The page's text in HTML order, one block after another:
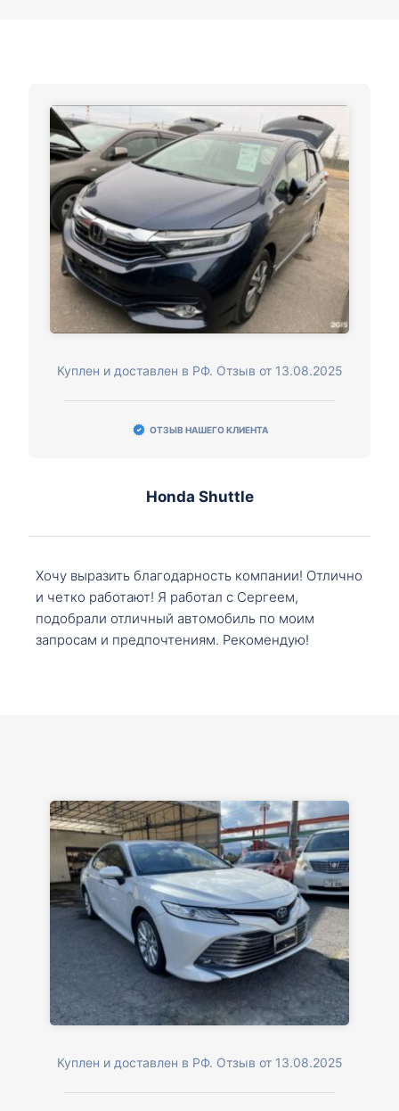
Куплен и доставлен в РФ. Отзыв от 13.08.2025
ОТЗЫВ НАШЕГО КЛИЕНТА
Honda Shuttle
Хочу выразить благодарность компании! Отлично
и четко работают! Я работал с Сергеем,
подобрали отличный автомобиль по моим
запросам и предпочтениям. Рекомендую!
Куплен и доставлен в РФ. Отзыв от 13.08.2025